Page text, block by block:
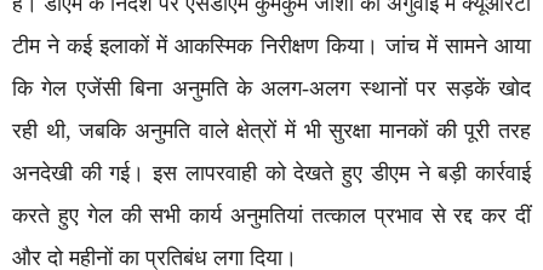
टीम ने कई इलाकों में आकस्मिक निरीक्षण किया। जांच में सामने आया
कि गेल एजेंसी बिना अनुमति के अलग-अलग स्थानों पर सड़कें खोद
रही थी, जबकि अनुमति वाले क्षेत्रों में भी सुरक्षा मानकों की पूरी तरह
अनदेखी की गई। इस लापरवाही को देखते हुए डीएम ने बड़ी कार्रवाई
करते हुए गेल की सभी कार्य अनुमतियां तत्काल प्रभाव से रद्द कर दीं
और दो महीनों का प्रतिबंध लगा दिया।